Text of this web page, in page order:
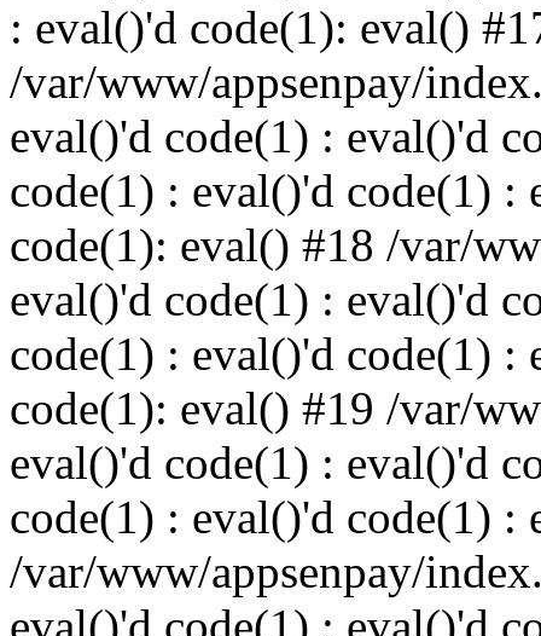
: eval()'d code(1): eval()
/var/www/appsenpay/
eval()'d code(1) : eval()'d
code(1) : eval()'d code(1) :
code(1): eval() #18 /var/
eval()'d code(1) : eval()'d
code(1) : eval()'d code(1) :
code(1): eval() #19 /var/
eval()'d code(1) : eval()'d
code(1) : eval()'d code(1) :
/var/www/appsenpay/